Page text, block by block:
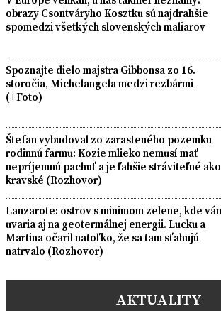
obrazy Csontváryho Kosztku sú najdrahšie
spomedzi všetkých slovenských maliarov
Spoznajte dielo majstra Gibbonsa zo 16.
storočia, Michelangela medzi rezbármi
(+Foto)
Štefan vybudoval zo zarasteného pozemku
rodinnú farmu: Kozie mlieko nemusí mať
nepríjemnú pachuť a je ľahšie stráviteľné ako
kravské (Rozhovor)
Lanzarote: ostrov s minimom zelene, kde
uvaria aj na geotermálnej energii. Lucku a
Martina očaril natoľko, že sa tam sťahujú
natrvalo (Rozhovor)
AKTUALITY